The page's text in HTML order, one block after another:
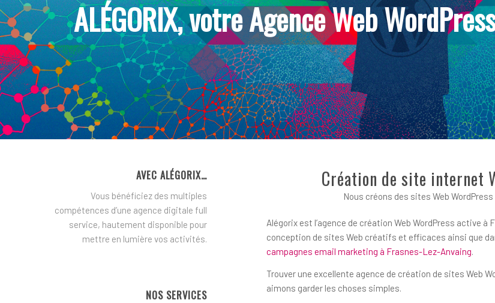
ALÉGORIX, votre Agence Web
Création de site internet
Nous créons des sites Web
Alégorix est l’agence de création Web WordPress active
conception de sites Web créatifs et efficaces ainsi que
campagnes email marketing à Frasnes-Lez-Anvaing.
Trouver une excellente agence de création de sites Web
aimons garder les choses simples.
AVEC ALÉGORIX…
Vous bénéficiez des multiples
compétences d’une agence digitale full
service, hautement disponible pour
mettre en lumière vos activités.
NOS SERVICES